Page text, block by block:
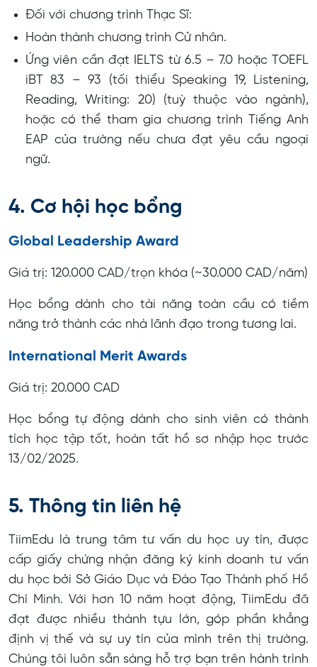
Đối với chương trình Thạc Sĩ:
Hoàn thành chương trình Cử nhân.
Ứng viên cần đạt IELTS từ 6.5 – 7.0 hoặc TOEFL
iBT 83 – 93 (tối thiểu Speaking 19, Listening,
Reading, Writing: 20) (tuỳ thuộc vào ngành),
hoặc có thể tham gia chương trình Tiếng Anh
EAP của trường nếu chưa đạt yêu cầu ngoại
ngữ.
4. Cơ hội học bổng
Global Leadership Award
Giá trị: 120.000 CAD/trọn khóa (~30.000 CAD/năm)
Học bổng dành cho tài năng toàn cầu có tiềm
năng trở thành các nhà lãnh đạo trong tương lai.
International Merit Awards
Giá trị: 20.000 CAD
Học bổng tự động dành cho sinh viên có thành
tích học tập tốt, hoàn tất hồ sơ nhập học trước
13/02/2025.
5. Thông tin liên hệ
TiimEdu là trung tâm tư vấn du học uy tín, được
cấp giấy chứng nhận đăng ký kinh doanh tư vấn
du học bởi Sở Giáo Dục và Đào Tạo Thành phố Hồ
Chí Minh. Với hơn 10 năm hoạt động, TiimEdu đã
đạt được nhiều thành tựu lớn, góp phần khẳng
định vị thế và sự uy tín của mình trên thị trường.
Chúng tôi luôn sẵn sàng hỗ trợ bạn trên hành trình